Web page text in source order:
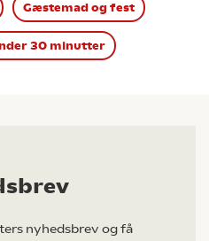
Gæstemad og fest
30 minutter
nyhedsbrev og få